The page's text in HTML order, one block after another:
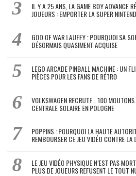
IL Y A 25 ANS, LA GAME BOY ADVANCE
JOUEURS : EMPORTER LA SUPER
GOD OF WAR LAUFEY : POURQUOI SA
DÉSORMAIS QUASIMENT ACQUISE
LEGO ARCADE PINBALL MACHINE : UN
PIÈCES POUR LES FANS DE RÉTRO
VOLKSWAGEN RECRUTE… 100
CENTRALE SOLAIRE EN POLOGNE
POPPINS : POURQUOI LA HAUTE
REMBOURSER CE JEU VIDÉO CONTRE LA
LE JEU VIDÉO PHYSIQUE N’EST PAS
PLUS DE JOUEURS REFUSENT LE TOUT